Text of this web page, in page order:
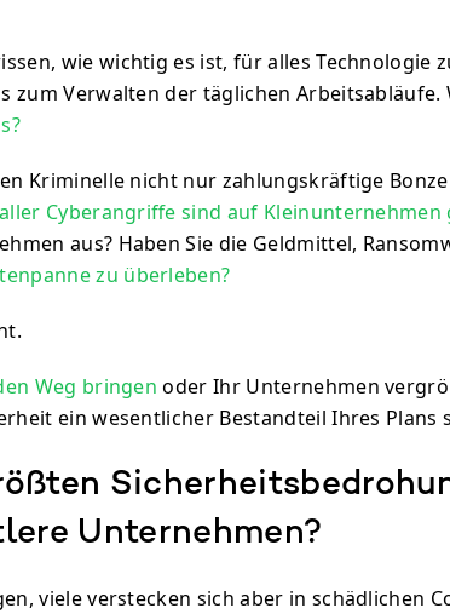
wie wichtig es ist, für alles Technologie
zum Verwalten der täglichen Arbeitsabläufe.
Kriminelle nicht nur zahlungskräftige
Cyberangriffe sind auf Kleinunternehmen
aus? Haben Sie die Geldmittel,
zu überleben?
Weg bringen oder Ihr Unternehmen
ein wesentlicher Bestandteil Ihres Plans
Unternehmen?
viele verstecken sich aber in schädlichen